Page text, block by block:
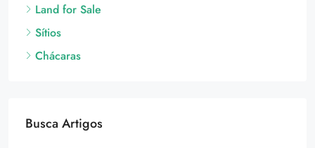
Land for Sale
Sítios
Chácaras
Busca Artigos